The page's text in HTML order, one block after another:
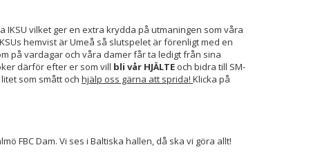
vilket ger en extra krydda på utmaningen som våra
hemvist är Umeå så slutspelet är förenligt med en
på vardagar och våra damer får ta ledigt från sina
därför efter er som vill bli vår HJÄLTE och bidra till SM-
som smått och hjälp oss gärna att sprida! Klicka på
FBC Dam. Vi ses i Baltiska hallen, då ska vi göra allt!